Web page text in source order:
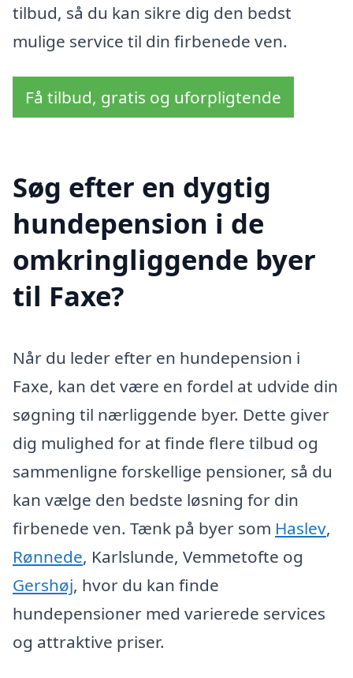
tilbud, så du kan sikre dig den bedst
mulige service til din firbenede ven.
Få tilbud, gratis og uforpligtende
Søg efter en dygtig
hundepension i de
omkringliggende byer
til Faxe?
Når du leder efter en hundepension i
Faxe, kan det være en fordel at udvide din
søgning til nærliggende byer. Dette giver
dig mulighed for at finde flere tilbud og
sammenligne forskellige pensioner, så du
kan vælge den bedste løsning for din
firbenede ven. Tænk på byer som Haslev,
Rønnede, Karlslunde, Vemmetofte og
Gershøj, hvor du kan finde
hundepensioner med varierede services
og attraktive priser.